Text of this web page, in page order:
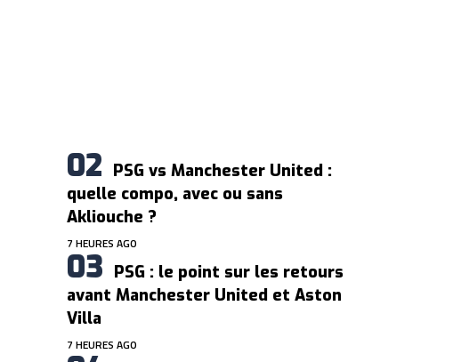
PSG vs Manchester United :
quelle compo, avec ou sans
Akliouche ?
7 HEURES AGO
PSG : le point sur les retours
avant Manchester United et Aston
Villa
7 HEURES AGO